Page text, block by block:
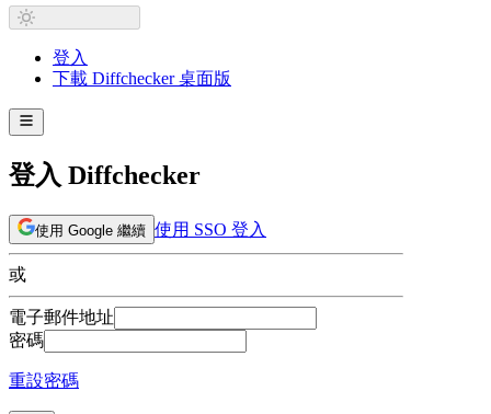
登入
下載 Diffchecker 桌面版
登入 Diffchecker
使用 Google 繼續 使用 SSO 登入
或
電子郵件地址
密碼
重設密碼